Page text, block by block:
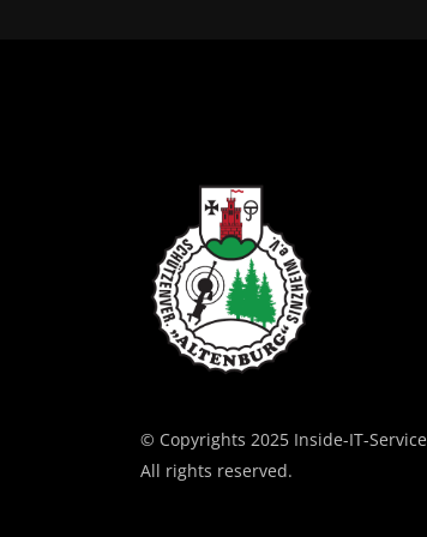
© Copyrights 2025 Inside-IT-Service
All rights reserved.